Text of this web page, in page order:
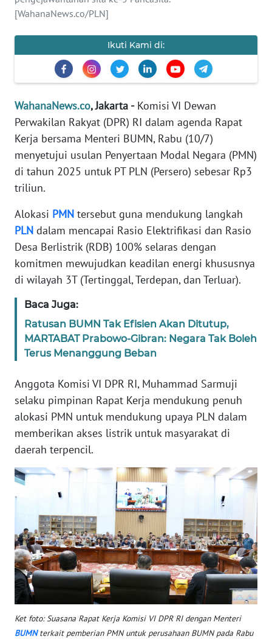
[WahanaNews.co/PLN]
Ikuti Kami di:
WahanaNews.co, Jakarta -Komisi VI Dewan
Perwakilan Rakyat (DPR) RI dalam agenda Rapat
Kerja bersama Menteri BUMN, Rabu (10/7)
menyetujui usulan Penyertaan Modal Negara (PMN)
di tahun 2025 untuk PT PLN (Persero) sebesar Rp3
triliun.
Alokasi PMN tersebut guna mendukung langkah
PLN dalam mencapai Rasio Elektrifikasi dan Rasio
Desa Berlistrik (RDB) 100% selaras dengan
komitmen mewujudkan keadilan energi khususnya
di wilayah 3T (Tertinggal, Terdepan, dan Terluar).
Baca Juga:
Ratusan BUMN Tak Efisien Akan Ditutup,
MARTABAT Prabowo-Gibran: Negara Tak Boleh
Terus Menanggung Beban
Anggota Komisi VI DPR RI, Muhammad Sarmuji
selaku pimpinan Rapat Kerja mendukung penuh
alokasi PMN untuk mendukung upaya PLN dalam
memberikan akses listrik untuk masyarakat di
daerah terpencil.
Ket foto: Suasana Rapat Kerja Komisi VI DPR RI dengan Menteri
BUMNterkait pemberian PMN untuk perusahaan BUMN pada Rabu
INDEKS
BERITA
KAMI
INFO
IKLAN
TENTANG
KAMI
PEDOMAN
MEDIA
REDAKSI
KARIR
DISCLAIMER
Wahana
News
Regional
WN
SUMUT
WN
JAKARTA
WN
JABAR
BANTEN